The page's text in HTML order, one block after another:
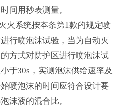
间用秒表测量。
火系统按本条第1款的规定喷
行喷泡沫试验，当为自动灭
方式对防护区进行喷泡沫试
于30s，实测泡沫供给速率及
喷泡沫的时间应符合设计要
沫液的混合比。